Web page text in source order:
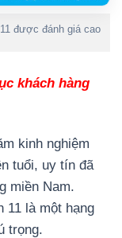
được đánh giá cao
khách hàng
kinh nghiệm
tuổi, uy tín đã
miền Nam.
11 là một hạng
trọng.